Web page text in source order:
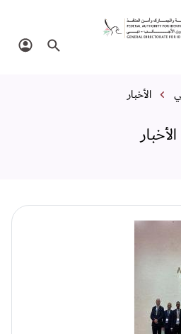
البحث في
الأخبار
الأخبار